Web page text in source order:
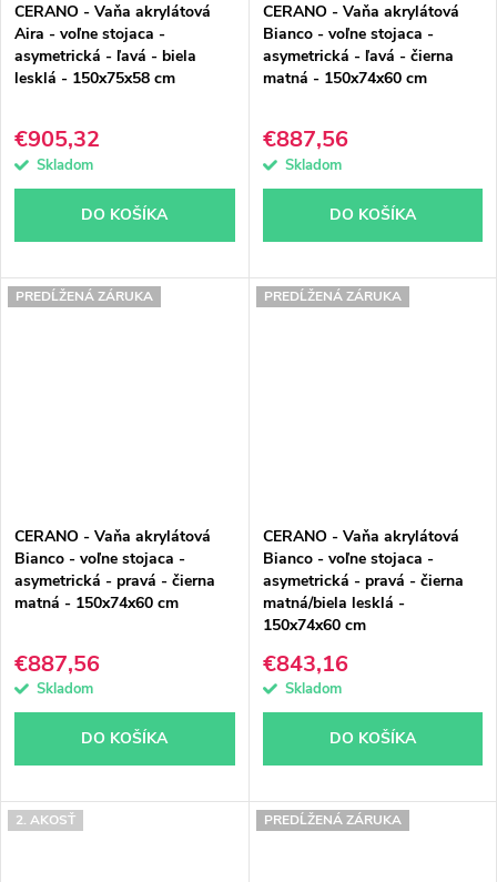
CERANO - Vaňa akrylátová
Aira - voľne stojaca -
asymetrická - ľavá - biela
lesklá - 150x75x58 cm
€905,32
Skladom
DO KOŠÍKA
CERANO - Vaňa akrylátová
Bianco - voľne stojaca -
asymetrická - ľavá - čierna
matná - 150x74x60 cm
€887,56
Skladom
DO KOŠÍKA
PREDĹŽENÁ ZÁRUKA
CERANO - Vaňa akrylátová
Bianco - voľne stojaca -
asymetrická - pravá - čierna
matná - 150x74x60 cm
€887,56
Skladom
DO KOŠÍKA
PREDĹŽENÁ ZÁRUKA
CERANO - Vaňa akrylátová
Bianco - voľne stojaca -
asymetrická - pravá - čierna
matná/biela lesklá -
150x74x60 cm
€843,16
Skladom
DO KOŠÍKA
2. AKOSŤ PREDĹŽENÁ ZÁRUKA